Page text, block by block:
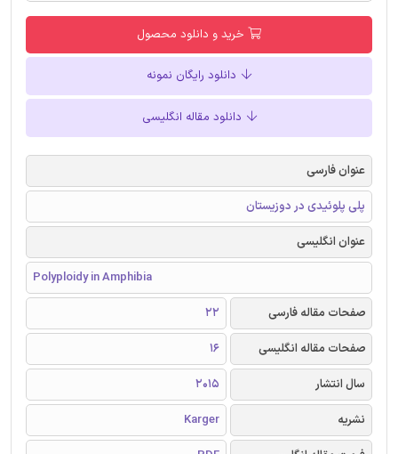
خرید و دانلود محصول
دانلود رایگان نمونه
دانلود مقاله انگلیسی
عنوان فارسی
پلی پلوئیدی در دوزیستان
عنوان انگلیسی
Polyploidy in Amphibia
صفحات مقاله فارسی
22
صفحات مقاله انگلیسی
16
سال انتشار
2015
نشریه
Karger